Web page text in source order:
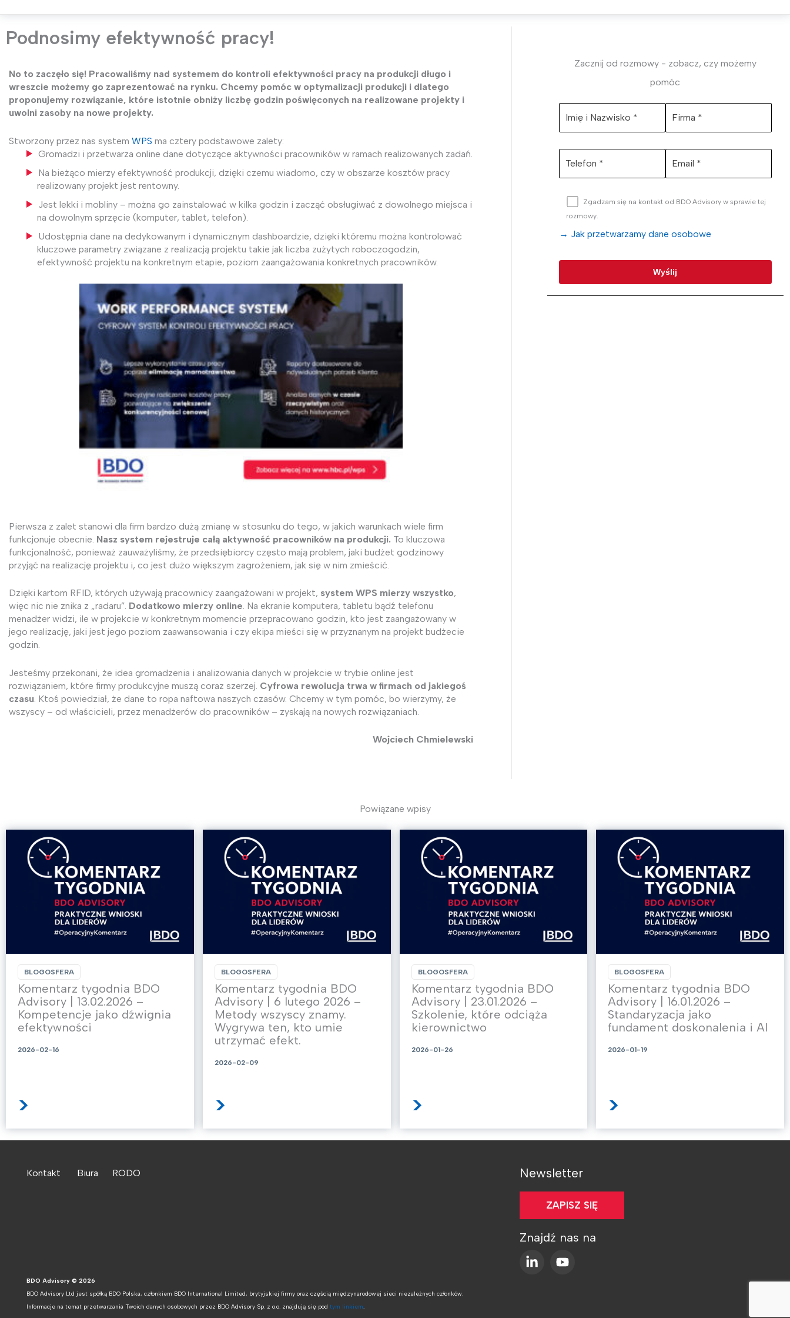
Podnosimy efektywność pracy!
No to zaczęło się! Pracowaliśmy nad systemem do kontroli efektywności pracy na produkcji długo i
wreszcie możemy go zaprezentować na rynku. Chcemy pomóc w optymalizacji produkcji i dlatego
proponujemy rozwiązanie, które istotnie obniży liczbę godzin poświęconych na realizowane projekty i
uwolni zasoby na nowe projekty.
Stworzony przez nas system WPS ma cztery podstawowe zalety:
Gromadzi i przetwarza online dane dotyczące aktywności pracowników w ramach realizowanych zadań.
Na bieżąco mierzy efektywność produkcji, dzięki czemu wiadomo, czy w obszarze kosztów pracy
realizowany projekt jest rentowny.
Jest lekki i mobliny – można go zainstalować w kilka godzin i zacząć obsługiwać z dowolnego miejsca i
na dowolnym sprzęcie (komputer, tablet, telefon).
Udostępnia dane na dedykowanym i dynamicznym dashboardzie, dzięki któremu można kontrolować
kluczowe parametry związane z realizacją projektu takie jak liczba zużytych roboczogodzin,
efektywność projektu na konkretnym etapie, poziom zaangażowania konkretnych pracowników.
Pierwsza z zalet stanowi dla firm bardzo dużą zmianę w stosunku do tego, w jakich warunkach wiele firm
funkcjonuje obecnie. Nasz system rejestruje całą aktywność pracowników na produkcji. To kluczowa
funkcjonalność, ponieważ zauważyliśmy, że przedsiębiorcy często mają problem, jaki budżet godzinowy
przyjąć na realizację projektu i, co jest dużo większym zagrożeniem, jak się w nim zmieścić.
Dzięki kartom RFID, których używają pracownicy zaangażowani w projekt, system WPS mierzy wszystko,
więc nic nie znika z „radaru”. Dodatkowo mierzy online. Na ekranie komputera, tabletu bądź telefonu
menadżer widzi, ile w projekcie w konkretnym momencie przepracowano godzin, kto jest zaangażowany w
jego realizację, jaki jest jego poziom zaawansowania i czy ekipa mieści się w przyznanym na projekt budżecie
godzin.
Jesteśmy przekonani, że idea gromadzenia i analizowania danych w projekcie w trybie online jest
rozwiązaniem, które firmy produkcyjne muszą coraz szerzej. Cyfrowa rewolucja trwa w firmach od jakiegoś
czasu . Ktoś powiedział, że dane to ropa naftowa naszych czasów. Chcemy w tym pomóc, bo wierzymy, że
wszyscy – od właścicieli, przez menadżerów do pracowników – zyskają na nowych rozwiązaniach.
Wojciech Chmielewski
Zacznij od rozmowy - zobacz, czy możemy
pomóc
Zgadzam się na kontakt od BDO Advisory w sprawie tej
rozmowy.
→ Jak przetwarzamy dane osobowe
Powiązane wpisy
BLOGOSFERA
Komentarz tygodnia BDO
Advisory | 13.02.2026 –
Kompetencje jako dźwignia
efektywności
2026-02-16
>
BLOGOSFERA
Komentarz tygodnia BDO
Advisory | 6 lutego 2026 –
Metody wszyscy znamy.
Wygrywa ten, kto umie
utrzymać efekt.
2026-02-09
>
BLOGOSFERA
Komentarz tygodnia BDO
Advisory | 23.01.2026 –
Szkolenie, które odciąża
kierownictwo
2026-01-26
>
BLOGOSFERA
Komentarz tygodnia BDO
Advisory | 16.01.2026 –
Standaryzacja jako
fundament doskonalenia i AI
2026-01-19
>
Kontakt Biura RODO Newsletter
ZAPISZ SIĘ
Znajdź nas na
BDO Advisory © 2026
BDO Advisory Ltd jest spółką BDO Polska, członkiem BDO International Limited, brytyjskiej firmy oraz częścią międzynarodowej sieci niezależnych członków.
Informacje na temat przetwarzania Twoich danych osobowych przez BDO Advisory Sp. z o.o. znajdują się pod tym linkiem.